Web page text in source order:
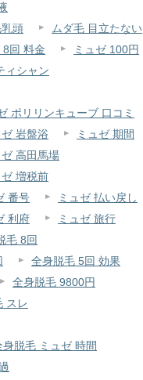
乳頭
ムダ毛 目立たない
8回 料金
ミュゼ 100円
ィシャン
ポリリンキューブ 口コミ
ゼ 岩盤浴
ミュゼ 期間
ゼ 高田馬場
ゼ 増税前
番号
ミュゼ 払い戻し
利府
ミュゼ 旅行
毛 8回
全身脱毛 5回 効果
全身脱毛 9800円
スレ
身脱毛 ミュゼ 時間